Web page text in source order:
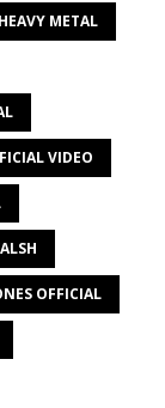
HEAVY METAL
VIDEO
OFFICIAL